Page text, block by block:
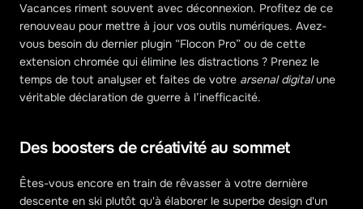
Vacances riment souvent avec déconnexion. Profitez de ce
renouveau pour mettre à jour vos outils numériques. Avez-
vous besoin du dernier plugin “Flocon Pro” ou de cette
extension chromée qui élimine les distractions ? Prenez le
temps de tout analyser et faites de votre arsenal digital une
véritable déclaration de guerre à l’inefficacité.
Des boosters de créativité au sommet
Êtes-vous encore en train de rêvasser à votre dernière
descente en ski plutôt qu'à élaborer le superbe design d'un